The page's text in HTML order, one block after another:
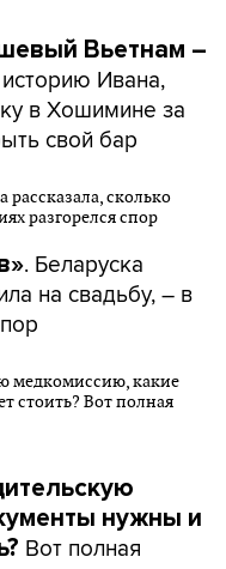
Вьетнам –
Ивана,
в Хошимине за
свой бар
. Беларуска
на свадьбу, – в
нужны и
Вот полная